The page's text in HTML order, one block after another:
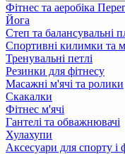
Фітнес та аеробіка
Йога
Степ та балансувальні
Спортивні килимки та
Тренувальні петлі
Резинки для фітнесу
Масажні м'ячі та ролики
Скакалки
Фітнес м'ячі
Гантелі та обважнювачі
Хулахупи
Аксесуари для спорту і